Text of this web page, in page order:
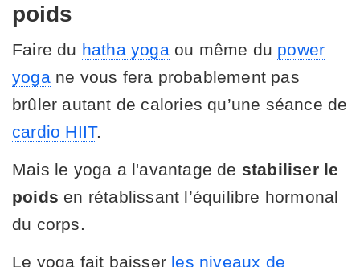
poids
Faire du hatha yogaou même du power
yogane vous fera probablement pas
brûler autant de calories qu’une séance de
cardio HIIT.
Mais le yoga a l'avantage de stabiliser le
poids en rétablissant l’équilibre hormonal
du corps.
Le yoga fait baisser les niveaux de